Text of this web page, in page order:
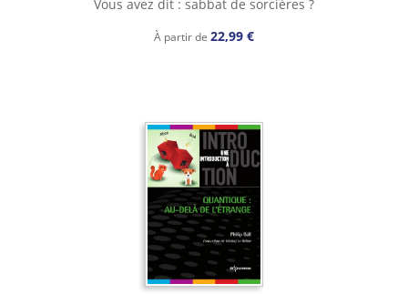
Vous avez dit : sabbat de sorcières ?
À partir de 22,99 €